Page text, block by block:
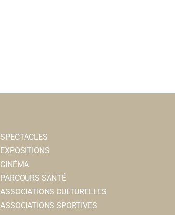
SPECTACLES
EXPOSITIONS
CINÉMA
PARCOURS SANTÉ
ASSOCIATIONS CULTURELLES
ASSOCIATIONS SPORTIVES